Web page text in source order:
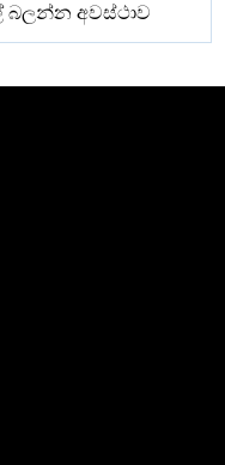
බලන්න අවස්ථාව